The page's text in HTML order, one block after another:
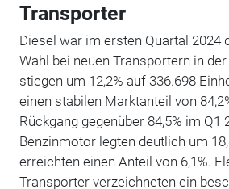
Transporter
Diesel war im ersten Quartal 2024
Wahl bei neuen Transportern in
stiegen um 12,2% auf 336.698
einen stabilen Marktanteil von
Rückgang gegenüber 84,5% im
Benzinmotor legten deutlich um
erreichten einen Anteil von 6,1%.
Transporter verzeichneten ein